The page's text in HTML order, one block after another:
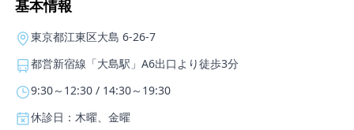
基本情報
東京都江東区大島 6-26-7
都営新宿線「大島駅」A6出口より徒歩3分
9:30～12:30 / 14:30～19:30
休診日：木曜、金曜